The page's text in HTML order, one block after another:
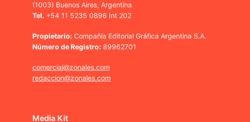
(1003) Buenos Aires, Argentina
Tel. +54 11 5235 0896 Int 202
Propietario: Compañía Editorial Gráfica Argentina S.A.
Número de Registro: 89962701
comercial@zonales.com
redaccion@zonales.com
Media Kit